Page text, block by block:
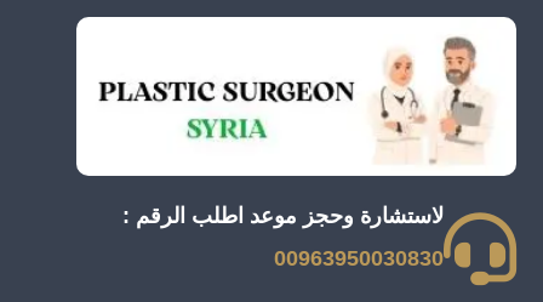
لاستشارة وحجز موعد اطلب الرقم :
00963950030830